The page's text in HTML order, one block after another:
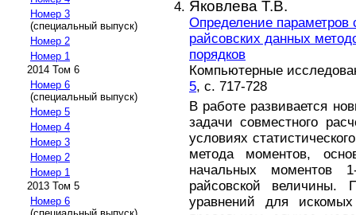
Номер 3
(специальный выпуск)
Номер 2
Номер 1
2014 Том 6
Номер 6
(специальный выпуск)
Номер 5
Номер 4
Номер 3
Номер 2
Номер 1
2013 Том 5
Номер 6
Яковлева Т.В.
Определение
райсовских данных
порядков
Компьютерные
5, с. 717-728
В работе развивается
задачи совместного
условиях
метода моментов,
начальных моментов
райсовской
уравнений для